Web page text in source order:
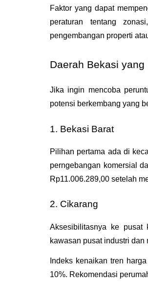
Faktor yang dapat
peraturan tentang
pengembangan properti
Daerah Bekasi
Jika ingin mencoba
potensi berkembang yang
1. Bekasi Barat
Pilihan pertama ada di
perngebangan komersial
Rp11.006.289,00 setelah
2. Cikarang
Aksesibilitasnya ke pusat
kawasan pusat industri
Indeks kenaikan tren
10%. Rekomendasi